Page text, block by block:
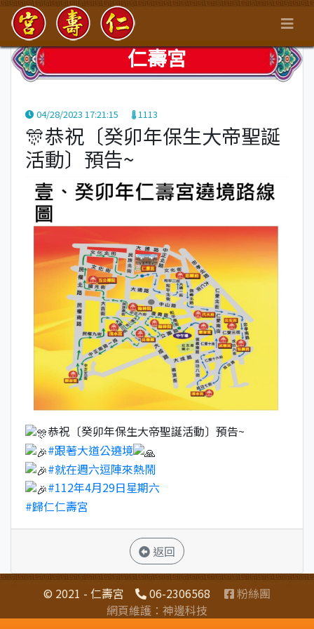
仁壽宮
04/28/2023 17:21:15 1113
🎊恭祝〔癸卯年保生大帝聖誕
活動〕預告~
恭祝〔癸卯年保生大帝聖誕活動〕預告~
#跟著大道公遶境
#就在週六逗陣來熱鬧
#112年4月29日星期六
#歸仁仁壽宮
返回
© 2021 - 仁壽宮 06-2306568
粉絲團
網頁維護：神邊科技